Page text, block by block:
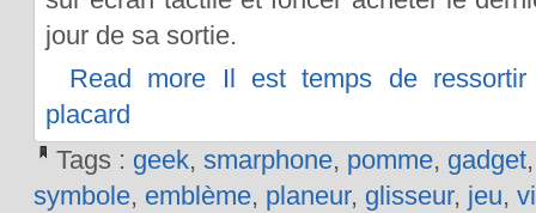
jour de sa sortie.
Read more Il est temps de ressortir
placard
Tags : geek, smarphone, pomme, gadget
symbole, emblème, planeur, glisseur, jeu,